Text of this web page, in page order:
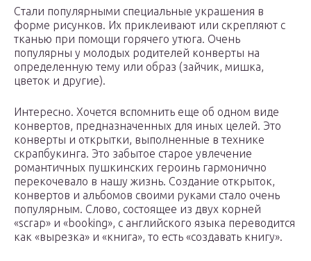
Стали популярными специальные украшения в
форме рисунков. Их приклеивают или скрепляют с
тканью при помощи горячего утюга. Очень
популярны у молодых родителей конверты на
определенную тему или образ (зайчик, мишка,
цветок и другие).
Интересно. Хочется вспомнить еще об одном виде
конвертов, предназначенных для иных целей. Это
конверты и открытки, выполненные в технике
скрапбукинга. Это забытое старое увлечение
романтичных пушкинских героинь гармонично
перекочевало в нашу жизнь. Создание открыток,
конвертов и альбомов своими руками стало очень
популярным. Слово, состоящее из двух корней
«scrap» и «booking», с английского языка переводится
как «вырезка» и «книга», то есть «создавать книгу».